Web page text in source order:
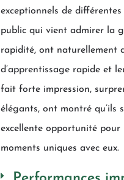
exceptionnels de
public qui vient admirer la
rapidité, ont naturellement
d’apprentissage rapide et
fait forte impression,
élégants, ont montré qu’ils
excellente opportunité
moments uniques avec eux.